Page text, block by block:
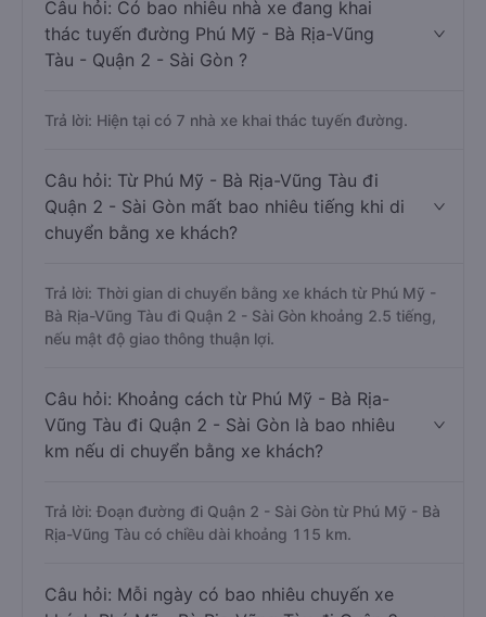
Câu hỏi: Có bao nhiêu nhà xe đang khai
thác tuyến đường Phú Mỹ - Bà Rịa-Vũng
Tàu - Quận 2 - Sài Gòn ?
Trả lời: Hiện tại có 7 nhà xe khai thác tuyến đường.
Câu hỏi: Từ Phú Mỹ - Bà Rịa-Vũng Tàu đi
Quận 2 - Sài Gòn mất bao nhiêu tiếng khi di
chuyển bằng xe khách?
Trả lời: Thời gian di chuyển bằng xe khách từ Phú Mỹ -
Bà Rịa-Vũng Tàu đi Quận 2 - Sài Gòn khoảng 2.5 tiếng,
nếu mật độ giao thông thuận lợi.
Câu hỏi: Khoảng cách từ Phú Mỹ - Bà Rịa-
Vũng Tàu đi Quận 2 - Sài Gòn là bao nhiêu
km nếu di chuyển bằng xe khách?
Trả lời: Đoạn đường đi Quận 2 - Sài Gòn từ Phú Mỹ - Bà
Rịa-Vũng Tàu có chiều dài khoảng 115 km.
Câu hỏi: Mỗi ngày có bao nhiêu chuyến xe